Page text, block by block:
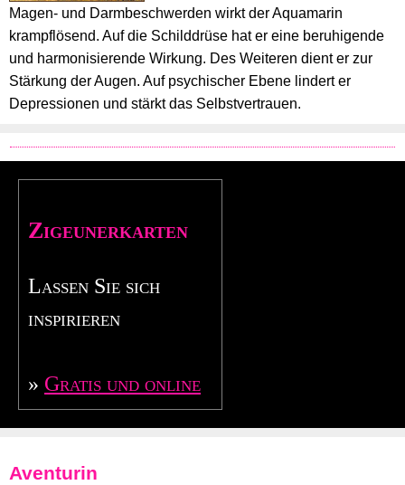
Magen- und Darmbeschwerden wirkt der Aquamarin
krampflösend. Auf die Schilddrüse hat er eine beruhigende
und harmonisierende Wirkung. Des Weiteren dient er zur
Stärkung der Augen. Auf psychischer Ebene lindert er
Depressionen und stärkt das Selbstvertrauen.
Zigeunerkarten
Lassen Sie sich
inspirieren
» Gratis und online
Aventurin